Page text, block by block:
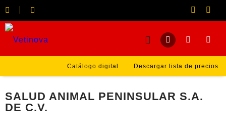
Catálogo digital Descargar lista de precios
SALUD ANIMAL PENINSULAR S.A.
DE C.V.